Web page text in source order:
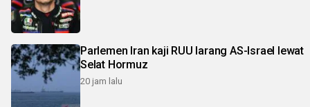
Parlemen Iran kaji RUU larang AS-Israel lewat
Selat Hormuz
20 jam lalu